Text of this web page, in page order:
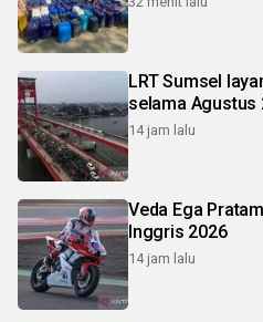
LRT Sumsel
selama Agustus
14 jam lalu
Veda Ega
Inggris 2026
14 jam lalu